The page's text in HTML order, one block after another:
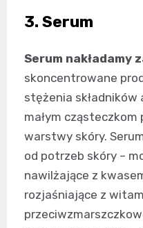
3. Serum
Serum nakładamy
skoncentrowane
stężenia
małym cząsteczkom
warstwy skóry.
od potrzeb skóry –
nawilżające z
rozjaśniające z